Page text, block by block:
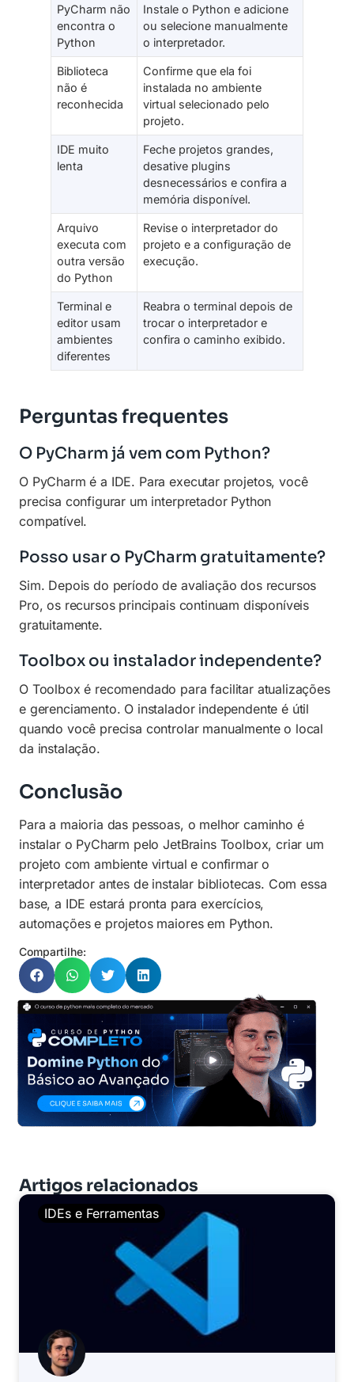
PyCharm não
encontra o
Python
Instale o Python e adicione
ou selecione manualmente
o interpretador.
Biblioteca
não é
reconhecida
Confirme que ela foi
instalada no ambiente
virtual selecionado pelo
projeto.
IDE muito
lenta
Feche projetos grandes,
desative plugins
desnecessários e confira a
memória disponível.
Arquivo
executa com
outra versão
do Python
Revise o interpretador do
projeto e a configuração de
execução.
Terminal e
editor usam
ambientes
diferentes
Reabra o terminal depois de
trocar o interpretador e
confira o caminho exibido.
Perguntas frequentes
O PyCharm já vem com Python?
O PyCharm é a IDE. Para executar projetos, você
precisa configurar um interpretador Python
compatível.
Posso usar o PyCharm gratuitamente?
Sim. Depois do período de avaliação dos recursos
Pro, os recursos principais continuam disponíveis
gratuitamente.
Toolbox ou instalador independente?
O Toolbox é recomendado para facilitar atualizações
e gerenciamento. O instalador independente é útil
quando você precisa controlar manualmente o local
da instalação.
Conclusão
Para a maioria das pessoas, o melhor caminho é
instalar o PyCharm pelo JetBrains Toolbox, criar um
projeto com ambiente virtual e confirmar o
interpretador antes de instalar bibliotecas. Com essa
base, a IDE estará pronta para exercícios,
automações e projetos maiores em Python.
Compartilhe:
Artigos relacionados
IDEs e Ferramentas